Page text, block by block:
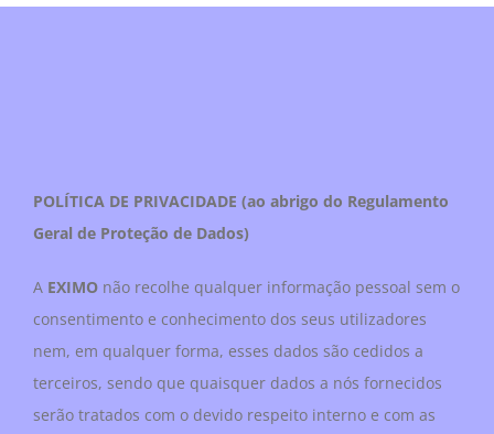
POLÍTICA DE PRIVACIDADE (ao abrigo do Regulamento
Geral de Proteção de Dados)
A EXIMO não recolhe qualquer informação pessoal sem o
consentimento e conhecimento dos seus utilizadores
nem, em qualquer forma, esses dados são cedidos a
terceiros, sendo que quaisquer dados a nós fornecidos
serão tratados com o devido respeito interno e com as